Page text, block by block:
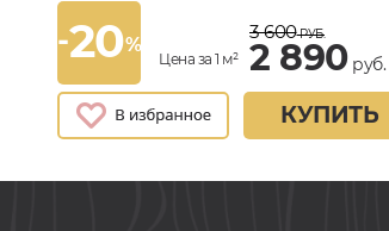
-20%
Цена за 1 м²
3 600РУБ.
2 890руб.
КУПИТЬ